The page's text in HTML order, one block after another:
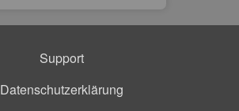
Support
Datenschutzerklärung